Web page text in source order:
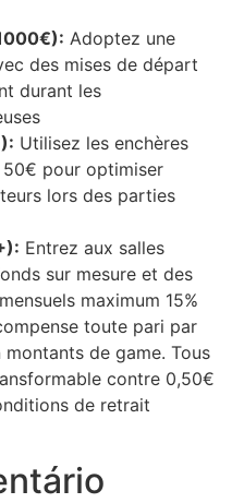
Adoptez une
des mises de départ
durant les
Utilisez les enchères
pour optimiser
lors des parties
Entrez aux salles
sur mesure et des
maximum 15%
toute pari par
de game. Tous
contre 0,50€
de retrait